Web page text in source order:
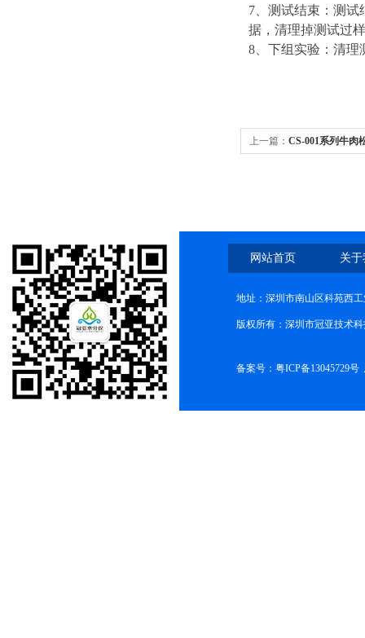
7、测试结束：测
据，清理掉测试过
8、下组实验：清
上一篇： CS-001系列牛肉
网站首页 关
地址：深圳市南山区科苑西
版权所有：深圳市冠亚技术
备案号： 粤ICP备13045729号